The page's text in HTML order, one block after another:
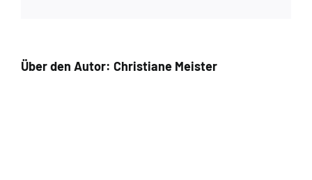
Über den Autor: Christiane Meister